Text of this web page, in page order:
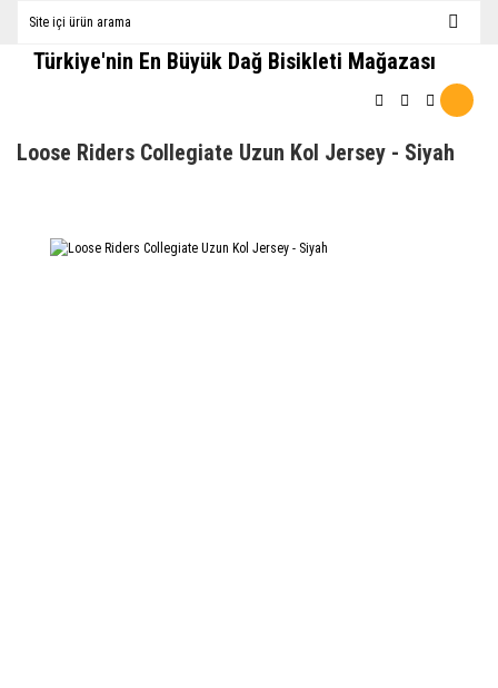
Türkiye'nin En Büyük Dağ Bisikleti Mağazası
Loose Riders Collegiate Uzun Kol Jersey - Siyah